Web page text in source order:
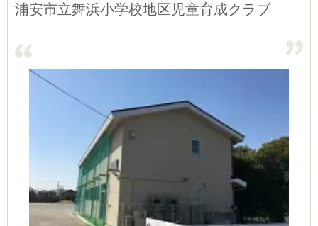
浦安市立舞浜小学校地区児童育成クラブ